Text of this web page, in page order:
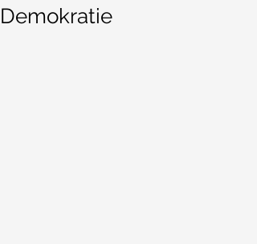
Demokratie